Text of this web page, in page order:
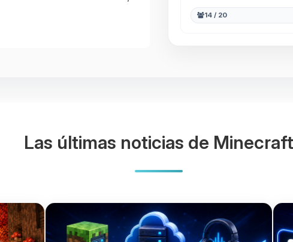
14 / 20
Las últimas noticias de Minecraft